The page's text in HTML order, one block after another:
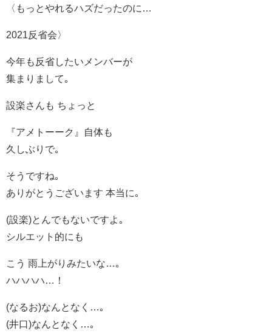
〈もっとやれるハズだったのに…
2021反省会〉
今年も反省したいメンバーが
集まりまして｡
設楽さんも ちょっと
『アメトーーク』自体も
久しぶりで｡
そうですね｡
ありがとうございます 本当に｡
(設楽)とんでもないですよ｡
シルエット的にも
こう 雨上がりみたいな…｡
ハハハハ…！
(なるお)なんとなく…｡
(井口)なんとなく…｡